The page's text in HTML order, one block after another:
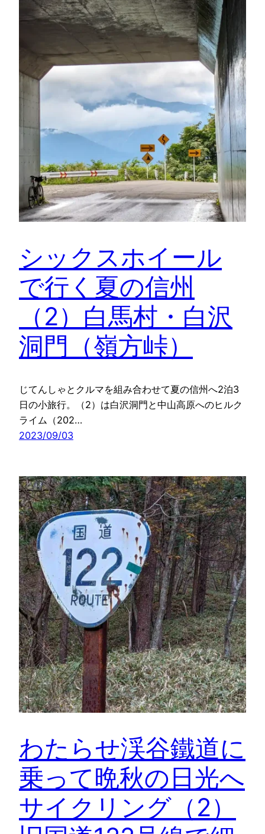
シックスホイール
で行く夏の信州
（2）白馬村・白沢
洞門（嶺方峠）
じてんしゃとクルマを組み合わせて夏の信州へ2泊3
日の小旅行。（2）は白沢洞門と中山高原へのヒルク
ライム（202…
2023/09/03
わたらせ渓谷鐵道に
乗って晩秋の日光へ
サイクリング（2）